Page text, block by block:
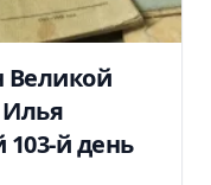
Великой
й день